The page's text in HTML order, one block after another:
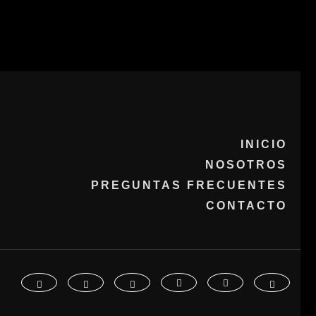
INICIO
NOSOTROS
PREGUNTAS FRECUENTES
CONTACTO